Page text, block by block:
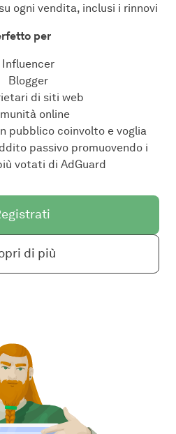
ogni vendita, inclusi i rinnovi
per
Influencer
Blogger
di siti web
online
pubblico coinvolto e voglia
passivo promuovendo i
votati di AdGuard
di più